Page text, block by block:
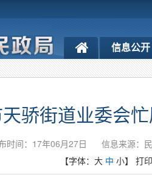
信息公开
骄街道业委会
时间：17年06月27日 信息来源：
【字体： 大 中 小】 打